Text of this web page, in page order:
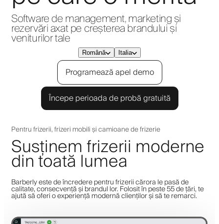
Software de management, marketing și
rezervări axat pe creșterea brandului și
veniturilor tale
Română Italia
Programează apel demo
Începe perioada de probă gratuită
Pentru frizerii, frizeri mobili și camioane de frizerie
Susținem frizerii moderne
din toată lumea
Barberly este de încredere pentru frizerii cărora le pasă de
calitate, consecvență și brandul lor. Folosit în peste 55 de țări, te
ajută să oferi o experiență modernă clienților și să te remarci.